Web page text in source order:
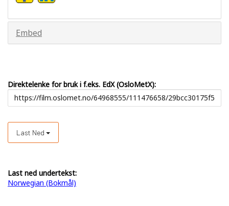
Embed
Direktelenke for bruk i f.eks. EdX (OsloMetX):
Last Ned
Last ned undertekst:
Norwegian (Bokmål)